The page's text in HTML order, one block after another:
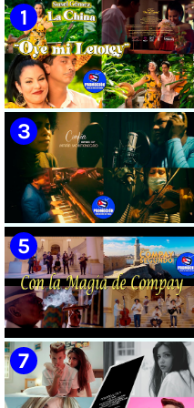
🟡 Susel Gómez (La China) ||
¨Oye Mi Leloley¨ || Director:
Onelio Jesús Larralde González
|| Música popular bailable
cubana || Videoclip || CUBA
🟡 María Montenegro -
¨Confía¨ 📺 Videoclip. CUBA